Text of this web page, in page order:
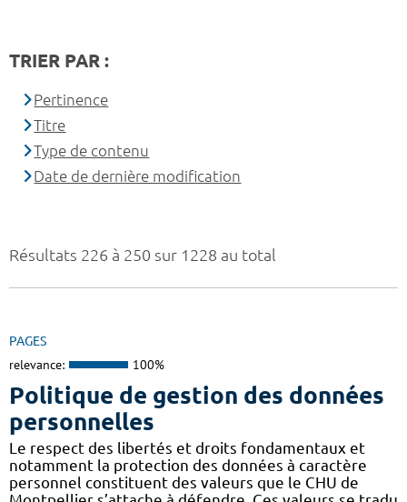
Résultats 226 à 250 sur 1228 au total
PAGES
relevance: 100%
Politique de gestion des données
personnelles
Le respect des libertés et droits fondamentaux et
notamment la protection des données à caractère
personnel constituent des valeurs que le CHU de
TRIER PAR :
Pertinence
Titre
Type de contenu
Date de dernière modification